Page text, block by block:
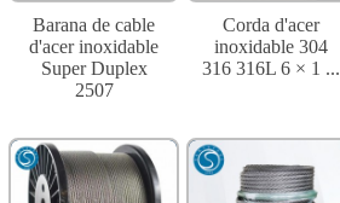
Barana de cable
d'acer inoxidable
Super Duplex
2507
Corda d'acer
inoxidable 304
316 316L 6 × 1 ...